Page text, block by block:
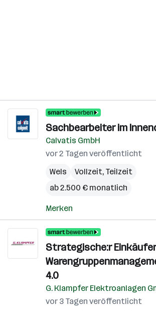
Sachbearbeiter im
Calvatis GmbH
vor 2 Tagen veröffentlicht
Wels
Vollzeit, Teilzeit
ab 2.500 € monatlich
Merken
Strategische:r
4.0
G. Klampfer Elektroanlagen
vor 3 Tagen veröffentlicht